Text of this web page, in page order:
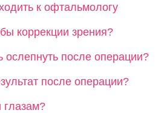
к офтальмологу
коррекции зрения?
ослепнуть после операции?
после операции?